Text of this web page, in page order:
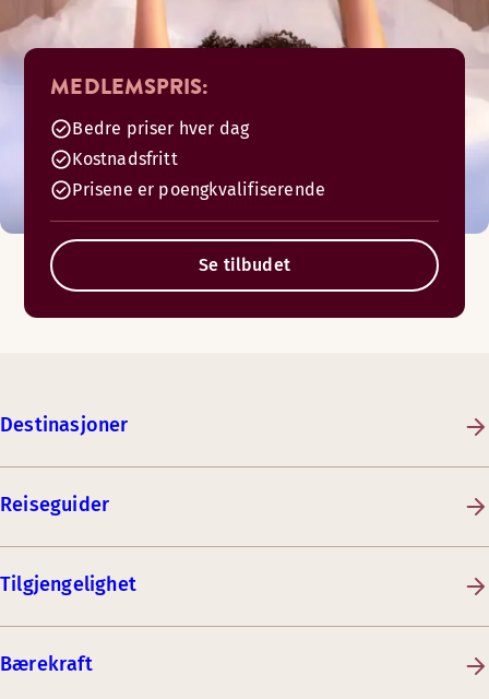
MEDLEMSPRIS:
Bedre priser hver dag
Kostnadsfritt
Prisene er poengkvalifiserende
Se tilbudet
Destinasjoner
Reiseguider
Tilgjengelighet
Bærekraft